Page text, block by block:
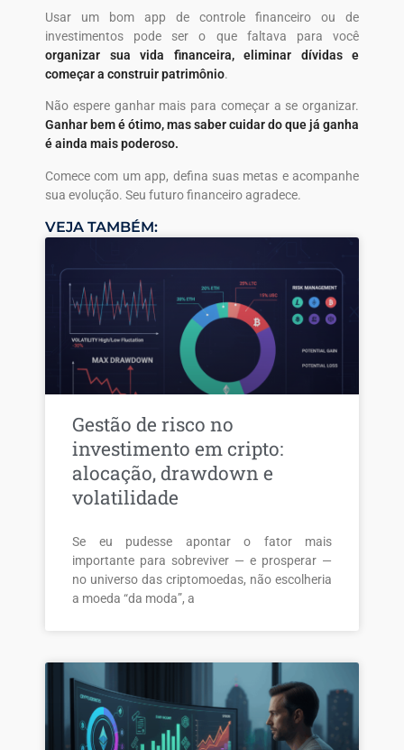
Usar um bom app de controle financeiro ou de
investimentos pode ser o que faltava para você
organizar sua vida financeira, eliminar dívidas e
começar a construir patrimônio.
Não espere ganhar mais para começar a se organizar.
Ganhar bem é ótimo, mas saber cuidar do que já ganha
é ainda mais poderoso.
Comece com um app, defina suas metas e acompanhe
sua evolução. Seu futuro financeiro agradece.
VEJA TAMBÉM:
Gestão de risco no
investimento em cripto:
alocação, drawdown e
volatilidade
Se eu pudesse apontar o fator mais
importante para sobreviver — e prosperar —
no universo das criptomoedas, não escolheria
a moeda “da moda”, a